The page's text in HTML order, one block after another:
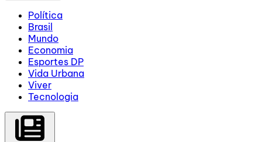
Política
Brasil
Mundo
Economia
Esportes DP
Vida Urbana
Viver
Tecnologia